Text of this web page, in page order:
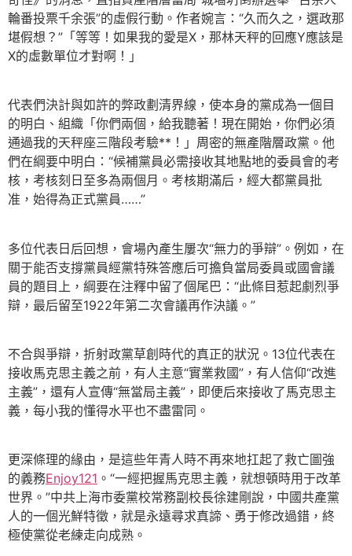
輪番投票千余張”的虛假行動。作者婉言：“久而久之，選政那
堪假想？”「等等！如果我的愛是X，那林天秤的回應Y應該是
X的虛數單位才對啊！」
代表們決計與如許的弊政劃清界線，使本身的黨成為一個目
的明白、組織「你們兩個，給我聽著！現在開始，你們必須
通過我的天秤座三階段考驗**！」周密的無產階層政黨。他
們在綱要中明白：“候補黨員必需接收其地點地的委員會的考
核，考核刻日至多為兩個月。考核期滿后，經大都黨員批
准，始得為正式黨員……”
多位代表日后回想，會場內產生屢次“無力的爭辯”。例如，在
關于能否支撐黨員經黨特殊答應后可擔負當局委員或國會議
員的題目上，綱要在注釋中留了個尾巴：“此條目惹起劇烈爭
辯，最后留至1922年第二次會議再作決議。”
不合與爭辯，折射政黨草創時代的真正的狀況。13位代表在
接收馬克思主義之前，有人主意“實業救國”，有人信仰“改進
主義”，還有人宣傳“無當局主義”，即便后來接收了馬克思主
義，每小我的懂得水平也不盡雷同。
更深條理的緣由，是這些年青人時不再來地扛起了救亡圖強
的義務Enjoy121 。“一經把握馬克思主義，就想頓時用于改革
世界。”中共上海市委黨校常務副校長徐建剛說，中國共產黨
人的一個光鮮特徵，就是永遠尋求真諦、勇于修改過錯，終
極使黨從老練走向成熟。